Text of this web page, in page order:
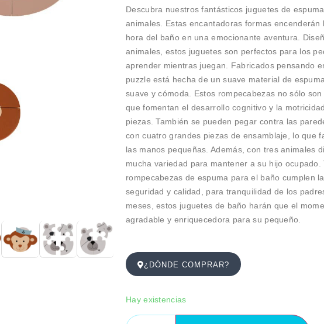
Descubra nuestros fantásticos juguetes de
animales. Estas encantadoras formas
hora del baño en una emocionante aventura.
animales, estos juguetes son perfectos para los
aprender mientras juegan. Fabricados pensando
puzzle está hecha de un suave material de
suave y cómoda. Estos rompecabezas no sólo
que fomentan el desarrollo cognitivo y la
piezas. También se pueden pegar contra las
con cuatro grandes piezas de ensamblaje, lo que
las manos pequeñas. Además, con tres animales
mucha variedad para mantener a su hijo
rompecabezas de espuma para el baño cumplen
seguridad y calidad, para tranquilidad de los
meses, estos juguetes de baño harán que el
agradable y enriquecedora para su pequeño.
¿DÓNDE COMPRAR?
Hay existencias